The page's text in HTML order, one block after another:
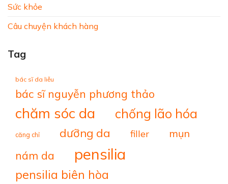
Sức khỏe
Câu chuyện khách hàng
Tag
bác sĩ da liễu
bác sĩ nguyễn phương thảo
chăm sóc da chống lão hóa
căng chỉ dưỡng da filler mụn
nám da pensilia
pensilia biên hòa